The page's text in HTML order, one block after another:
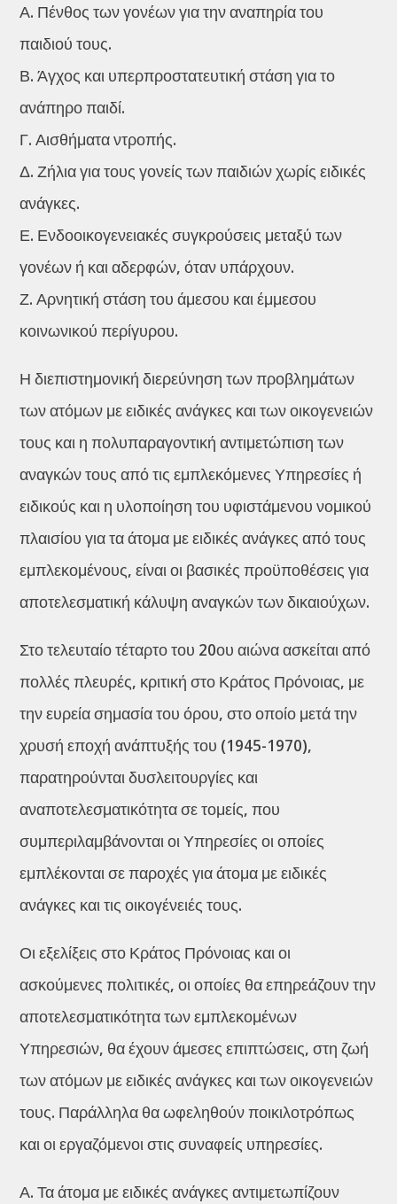
Α. Πένθος των γονέων για την αναπηρία του
παιδιού τους.
Β. Άγχος και υπερπροστατευτική στάση για το
ανάπηρο παιδί.
Γ. Αισθήματα ντροπής.
Δ. Ζήλια για τους γονείς των παιδιών χωρίς ειδικές
ανάγκες.
Ε. Ενδοοικογενειακές συγκρούσεις μεταξύ των
γονέων ή και αδερφών, όταν υπάρχουν.
Ζ. Αρνητική στάση του άμεσου και έμμεσου
κοινωνικού περίγυρου.
Η διεπιστημονική διερεύνηση των προβλημάτων
των ατόμων με ειδικές ανάγκες και των οικογενειών
τους και η πολυπαραγοντική αντιμετώπιση των
αναγκών τους από τις εμπλεκόμενες Υπηρεσίες ή
ειδικούς και η υλοποίηση του υφιστάμενου νομικού
πλαισίου για τα άτομα με ειδικές ανάγκες από τους
εμπλεκομένους, είναι οι βασικές προϋποθέσεις για
αποτελεσματική κάλυψη αναγκών των δικαιούχων.
Στο τελευταίο τέταρτο του 20ου αιώνα ασκείται από
πολλές πλευρές, κριτική στο Κράτος Πρόνοιας, με
την ευρεία σημασία του όρου, στο οποίο μετά την
χρυσή εποχή ανάπτυξής του (1945-1970),
παρατηρούνται δυσλειτουργίες και
αναποτελεσματικότητα σε τομείς, που
συμπεριλαμβάνονται οι Υπηρεσίες οι οποίες
εμπλέκονται σε παροχές για άτομα με ειδικές
ανάγκες και τις οικογένειές τους.
Οι εξελίξεις στο Κράτος Πρόνοιας και οι
ασκούμενες πολιτικές, οι οποίες θα επηρεάζουν την
αποτελεσματικότητα των εμπλεκομένων
Υπηρεσιών, θα έχουν άμεσες επιπτώσεις, στη ζωή
των ατόμων με ειδικές ανάγκες και των οικογενειών
τους. Παράλληλα θα ωφεληθούν ποικιλοτρόπως
και οι εργαζόμενοι στις συναφείς υπηρεσίες.
Α. Τα άτομα με ειδικές ανάγκες αντιμετωπίζουν